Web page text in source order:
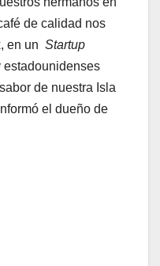
de calidad nos
en un Startup
estadounidenses
de nuestra Isla
el dueño de